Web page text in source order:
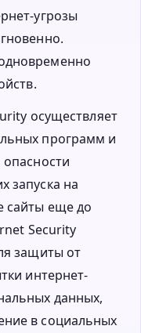
угрозы
осуществляет
программ и
запуска на
сайты еще до
Security
защиты от
интернет-
данных,
в социальных